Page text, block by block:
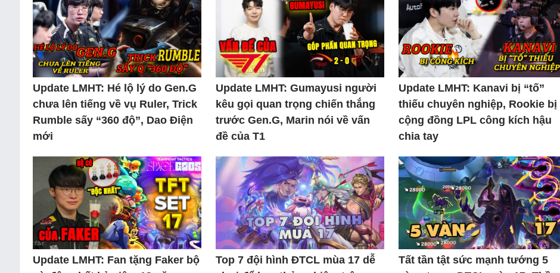
Update LMHT: Hé lộ lý do Gen.G
chưa lên tiếng về vụ Ruler, Trick
Rumble sấy “360 độ”, Dao Điện
mới
Update LMHT: Gumayusi người
kêu gọi quan trọng chiến thắng
trước Gen.G, Marin nói về vấn
đề của T1
Update LMHT: Kanavi bị “tố”
thiếu chuyên nghiệp, Rookie bị
cộng đồng LPL công kích hậu
chia tay
Update LMHT: Fan tặng Faker bộ
Top 7 đội hình ĐTCL mùa 17 dễ
Tất tần tật sức mạnh tướng 5